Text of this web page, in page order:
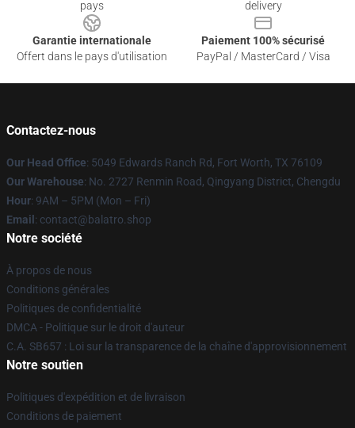
pays
delivery
Garantie internationale
Offert dans le pays d'utilisation
Paiement 100% sécurisé
PayPal / MasterCard / Visa
Contactez-nous
Our Head Office: 5049 Edwards Ranch Rd, Fort Worth, TX 76109
Our Warehouse: No. 2727 Renmin Road, Qingyang District, Chengdu
Hour: 9AM – 5PM (Mon – Fri)
Email : contact@balatro.shop
Notre société
À propos de nous
Conditions générales
Politiques de confidentialité
DMCA - Politique sur le droit d'auteur
C.A. SB657 : Loi sur la transparence de la chaîne d'approvisionnement
Notre soutien
Politiques d'expédition et de livraison
Conditions de paiement